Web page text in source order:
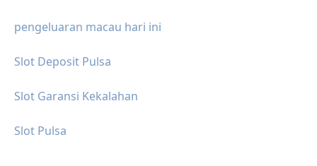
pengeluaran macau hari ini
Slot Deposit Pulsa
Slot Garansi Kekalahan
Slot Pulsa